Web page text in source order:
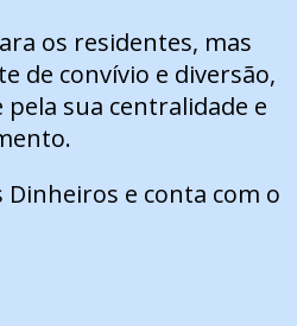
os residentes, mas
de convívio e diversão,
sua centralidade e
Dinheiros e conta com o